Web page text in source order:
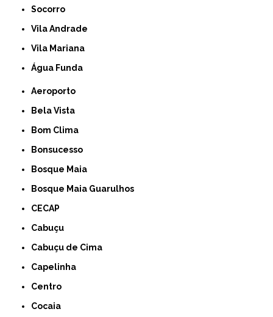
Socorro
Vila Andrade
Vila Mariana
Água Funda
Aeroporto
Bela Vista
Bom Clima
Bonsucesso
Bosque Maia
Bosque Maia Guarulhos
CECAP
Cabuçu
Cabuçu de Cima
Capelinha
Centro
Cocaia